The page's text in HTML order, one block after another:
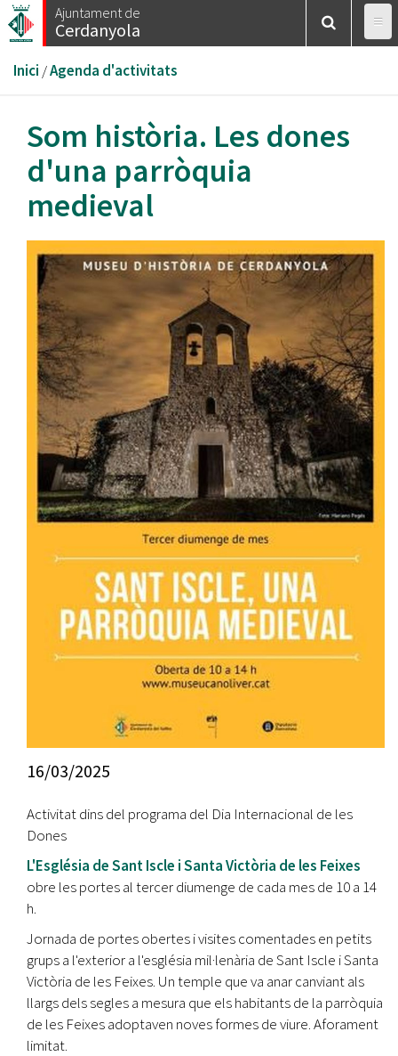
Vés
al
Ajuntament de
Cerdanyola
Esteu
aquí
Inici /Agenda d'activitats
Som història. Les dones
d'una parròquia
medieval
16/03/2025
Activitat dins del programa del Dia Internacional de les
Dones
L'Església de Sant Iscle i Santa Victòria de les Feixes
obre les portes al tercer diumenge de cada mes de 10 a 14
h.
Jornada de portes obertes i visites comentades en petits
grups a l'exterior a l'església mil·lenària de Sant Iscle i Santa
Victòria de les Feixes. Un temple que va anar canviant als
llargs dels segles a mesura que els habitants de la parròquia
de les Feixes adoptaven noves formes de viure. Aforament
limitat.